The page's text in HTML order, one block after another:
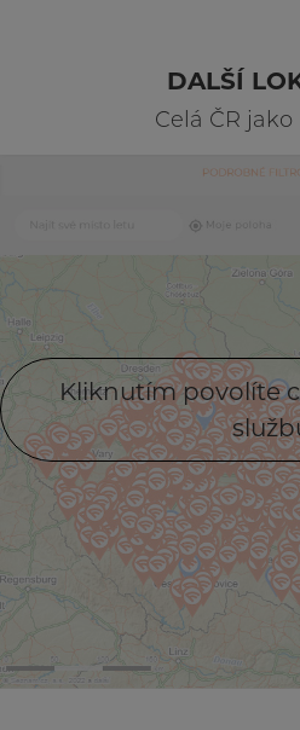
DALŠÍ
Celá ČR
Kliknutím povolíte